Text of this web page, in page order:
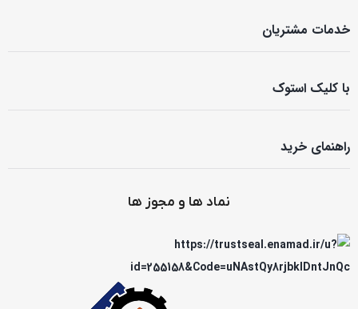
خدمات مشتریان
با کلیک استوک
راهنمای خرید
نماد ها و مجوز ها